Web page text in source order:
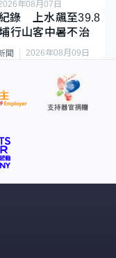
年08月07日
錄 上水飆至39.8
行山客中暑不治
聞 2026年08月09日